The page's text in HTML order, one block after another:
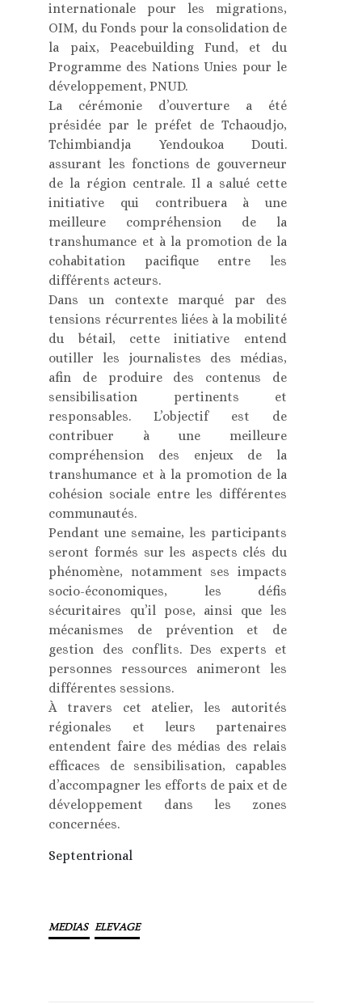
internationale pour les migrations,
OIM, du Fonds pour la consolidation de
la paix, Peacebuilding Fund, et du
Programme des Nations Unies pour le
développement, PNUD.
La cérémonie d’ouverture a été
présidée par le préfet de Tchaoudjo,
Tchimbiandja Yendoukoa Douti.
assurant les fonctions de gouverneur
de la région centrale. Il a salué cette
initiative qui contribuera à une
meilleure compréhension de la
transhumance et à la promotion de la
cohabitation pacifique entre les
différents acteurs.
Dans un contexte marqué par des
tensions récurrentes liées à la mobilité
du bétail, cette initiative entend
outiller les journalistes des médias,
afin de produire des contenus de
sensibilisation pertinents et
responsables. L’objectif est de
contribuer à une meilleure
compréhension des enjeux de la
transhumance et à la promotion de la
cohésion sociale entre les différentes
communautés.
Pendant une semaine, les participants
seront formés sur les aspects clés du
phénomène, notamment ses impacts
socio-économiques, les défis
sécuritaires qu’il pose, ainsi que les
mécanismes de prévention et de
gestion des conflits. Des experts et
personnes ressources animeront les
différentes sessions.
À travers cet atelier, les autorités
régionales et leurs partenaires
entendent faire des médias des relais
efficaces de sensibilisation, capables
d’accompagner les efforts de paix et de
développement dans les zones
concernées.
Septentrional
MEDIAS ELEVAGE